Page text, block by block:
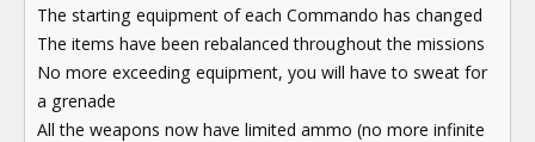
The starting equipment of each Commando has changed
The items have been rebalanced throughout the missions
No more exceeding equipment, you will have to sweat for
a grenade
All the weapons now have limited ammo (no more infinite